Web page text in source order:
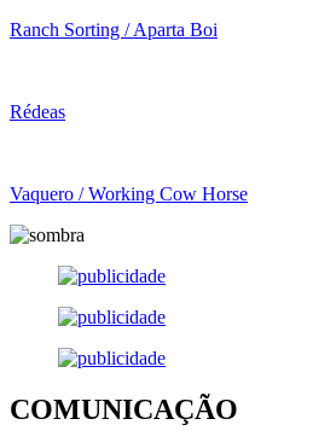
Ranch Sorting / Aparta Boi
Rédeas
Vaquero / Working Cow Horse
COMUNICAÇÃO